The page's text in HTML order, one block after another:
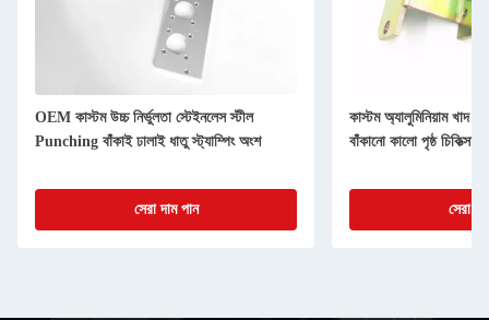
OEM কাস্টম উচ্চ নির্ভুলতা স্টেইনলেস স্টীল
Punching বাঁকাই ঢালাই ধাতু স্ট্যাম্পিং অংশ
সেরা দাম পান
কাস্টম অ্যালুমিনিয়াম খাদ
বাঁকানো কালো পৃষ্ঠ চিকিত্সা
সেরা